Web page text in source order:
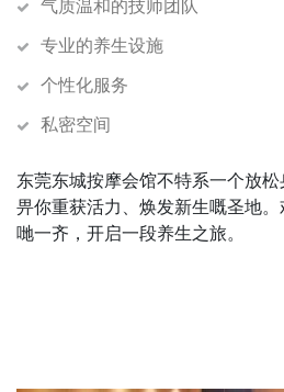
气质温和的技师团队
专业的养生设施
个性化服务
私密空间
东莞东城按摩会馆不特系一个放
畀你重获活力、焕发新生嘅圣地
哋一齐，开启一段养生之旅。